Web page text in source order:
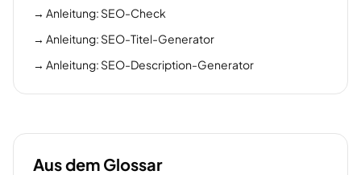
→ Anleitung: SEO-Check
→ Anleitung: SEO-Titel-Generator
→ Anleitung: SEO-Description-Generator
Aus dem Glossar